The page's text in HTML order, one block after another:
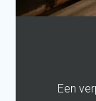
Een